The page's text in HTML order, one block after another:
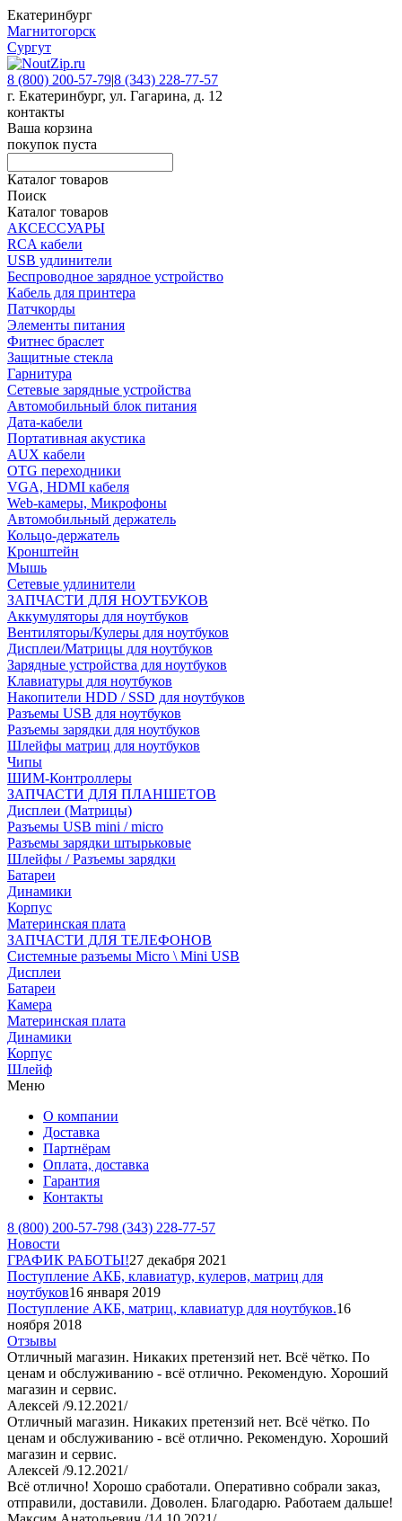
Екатеринбург
Магнитогорск
Сургут
8 (800) 200-57-79|8 (343) 228-77-57
г. Екатеринбург, ул. Гагарина, д. 12
контакты
Ваша корзина
покупок пуста
Каталог товаров
Поиск
Каталог товаров
АКСЕССУАРЫ
RCA кабели
USB удлинители
Беспроводное зарядное устройство
Кабель для принтера
Патчкорды
Элементы питания
Фитнес браслет
Защитные стекла
Гарнитура
Сетевые зарядные устройства
Автомобильный блок питания
Дата-кабели
Портативная акустика
AUX кабели
OTG переходники
VGA, HDMI кабеля
Web-камеры, Микрофоны
Автомобильный держатель
Кольцо-держатель
Кронштейн
Мышь
Сетевые удлинители
ЗАПЧАСТИ ДЛЯ НОУТБУКОВ
Аккумуляторы для ноутбуков
Вентиляторы/Кулеры для ноутбуков
Дисплеи/Матрицы для ноутбуков
Зарядные устройства для ноутбуков
Клавиатуры для ноутбуков
Накопители HDD / SSD для ноутбуков
Разъемы USB для ноутбуков
Разъемы зарядки для ноутбуков
Шлейфы матриц для ноутбуков
Чипы
ШИМ-Контроллеры
ЗАПЧАСТИ ДЛЯ ПЛАНШЕТОВ
Дисплеи (Матрицы)
Разъемы USB mini / micro
Разъемы зарядки штырьковые
Шлейфы / Разъемы зарядки
Батареи
Динамики
Корпус
Материнская плата
ЗАПЧАСТИ ДЛЯ ТЕЛЕФОНОВ
Системные разъемы Micro \ Mini USB
Дисплеи
Батареи
Камера
Материнская плата
Динамики
Корпус
Шлейф
Меню
О компании
Доставка
Партнёрам
Оплата, доставка
Гарантия
Контакты
8 (800) 200-57-798 (343) 228-77-57
Новости
ГРАФИК РАБОТЫ!27 декабря 2021
Поступление АКБ, клавиатур, кулеров, матриц для
ноутбуков16 января 2019
Поступление АКБ, матриц, клавиатур для ноутбуков.16
ноября 2018
Отзывы
Отличный магазин. Никаких претензий нет. Всё чётко. По
ценам и обслуживанию - всё отлично. Рекомендую. Хороший
магазин и сервис.
Алексей /9.12.2021/
Отличный магазин. Никаких претензий нет. Всё чётко. По
ценам и обслуживанию - всё отлично. Рекомендую. Хороший
магазин и сервис.
Алексей /9.12.2021/
Всё отлично! Хорошо сработали. Оперативно собрали заказ,
отправили, доставили. Доволен. Благодарю. Работаем дальше!